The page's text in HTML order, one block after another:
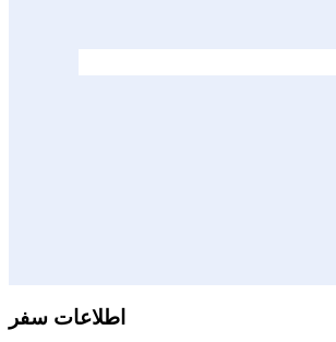
اطلاعات سفر